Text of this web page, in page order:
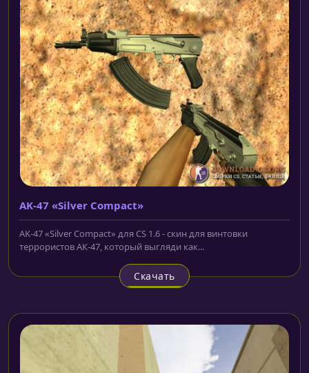
AK-47 «Silver Compact»
AK-47 «Silver Compact» для CS 1.6 - скин для винтовки
террористов АК-47, который выгляди как...
Скачать